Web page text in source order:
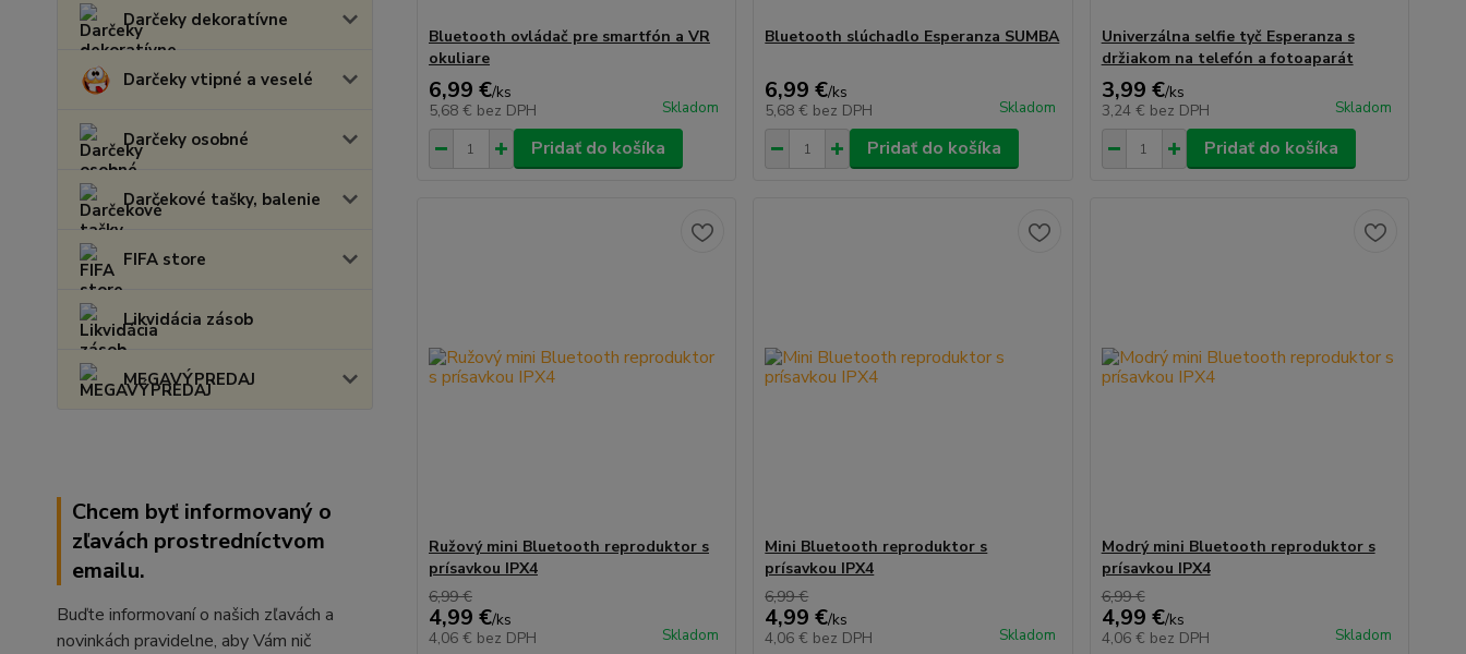
Darčeky dekoratívne
Darčeky vtipné a veselé
Darčeky osobné
Darčekové tašky, balenie
FIFA store
Likvidácia zásob
MEGAVÝPREDAJ
Chcem byť informovaný o
zľavách prostredníctvom
emailu.
Buďte informovaní o našich zľavách a
novinkách pravidelne, aby Vám nič
Bluetooth ovládač pre smartfón a VR
okuliare
6,99 €/ks
5,68 € bez DPH Skladom
Pridať do košíka
Bluetooth slúchadlo Esperanza SUMBA
6,99 €/ks
5,68 € bez DPH Skladom
Pridať do košíka
Univerzálna selfie tyč Esperanza s
držiakom na telefón a fotoaparát
3,99 €/ks
3,24 € bez DPH Skladom
Pridať do košíka
Ružový mini Bluetooth reproduktor s
prísavkou IPX4
6,99 €
4,99 €/ks
4,06 € bez DPH Skladom
Mini Bluetooth reproduktor s
prísavkou IPX4
6,99 €
4,99 €/ks
4,06 € bez DPH Skladom
Modrý mini Bluetooth reproduktor s
prísavkou IPX4
6,99 €
4,99 €/ks
4,06 € bez DPH Skladom